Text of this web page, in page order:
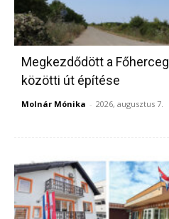
Megkezdődött a
közötti út építése
Molnár Mónika - 2026, augusztus 7.